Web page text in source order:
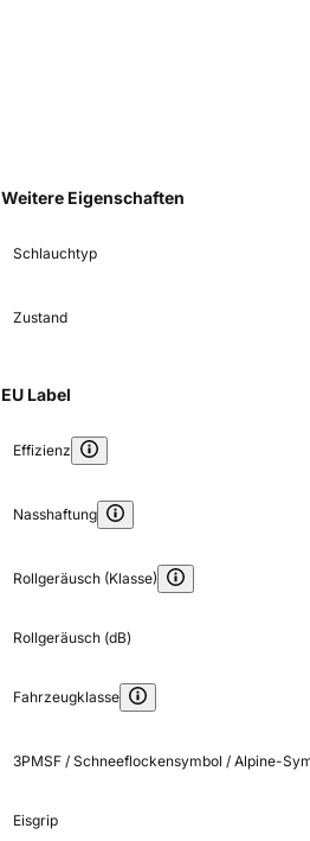
Weitere Eigenschaften
Schlauchtyp
Zustand
EU Label
Effizienz
Nasshaftung
Rollgeräusch (Klasse)
Rollgeräusch (dB)
Fahrzeugklasse
3PMSF / Schneeflockensymbol / Alpine-
Eisgrip